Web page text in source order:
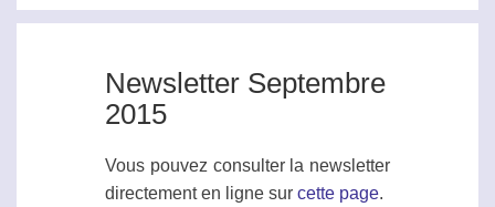
Newsletter Septembre
2015
Vous pouvez consulter la newsletter
directement en ligne sur cette page.